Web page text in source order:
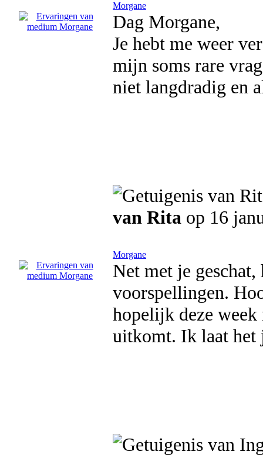
Morgane
Dag Morgane,
Je hebt me weer
mijn soms rare
niet langdradig en
van Rita op 16
Morgane
Net met je
voorspellingen.
hopelijk deze
uitkomt. Ik laat het